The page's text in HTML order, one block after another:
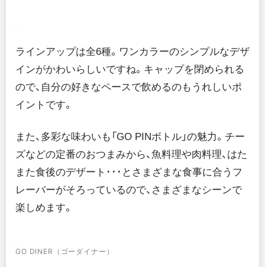
ラインアップは全6種。ワンカラーのシンプルなデザ
インがかわいらしいですね。キャップを閉められる
ので、自分の好きなペースで飲めるのもうれしいポ
イントです。
また、多彩な味わいも「GO PINボトル」の魅力。チー
ズなどの定番のおつまみから、魚料理や肉料理、はた
また食後のデザート･･･とさまざまな食事に合うフ
レーバーがそろっているので、さまざまなシーンで
楽しめます。
GO DINER（ゴーダイナー）